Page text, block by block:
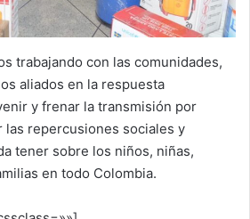
trabajando con las comunidades,
aliados en la respuesta
y frenar la transmisión por
las repercusiones sociales y
tener sobre los niños, niñas,
en todo Colombia.